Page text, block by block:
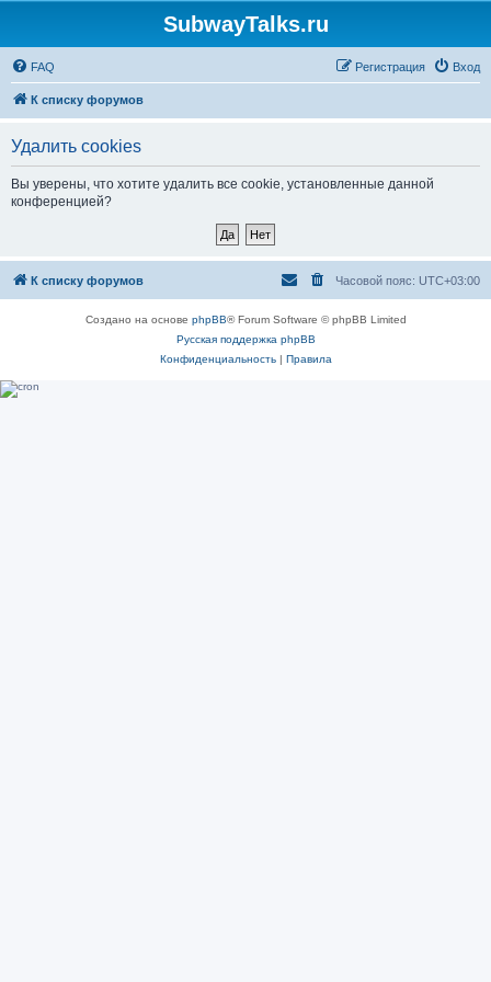
SubwayTalks.ru
FAQ Вход
Регистрация
К списку форумов
Удалить cookies
Вы уверены, что хотите удалить все cookie, установленные данной
конференцией?
К списку форумов Часовой пояс: UTC+03:00
Создано на основе phpBB® Forum Software © phpBB Limited
Русская поддержка phpBB
Конфиденциальность| Правила